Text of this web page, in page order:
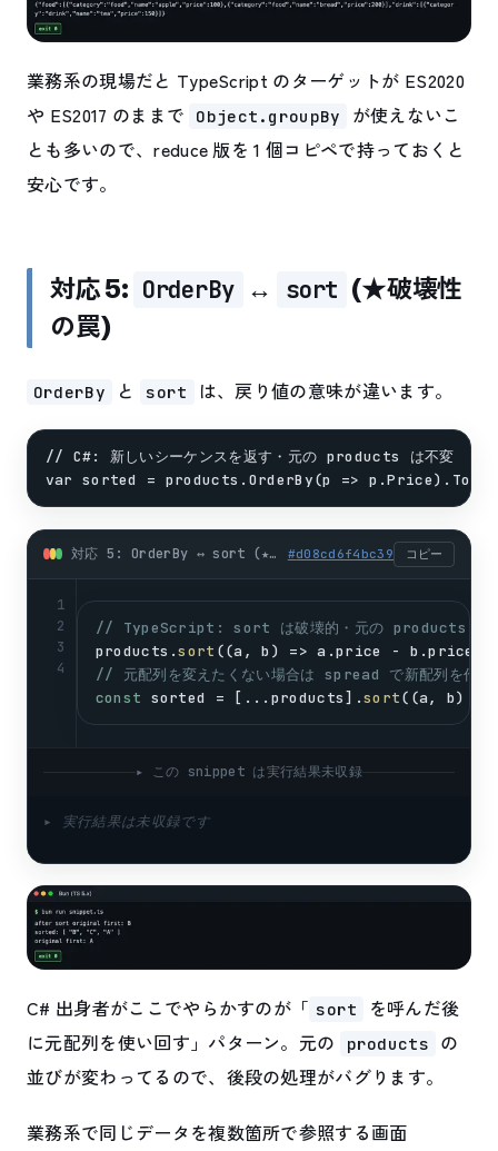
業務系の現場だと TypeScript のターゲットが ES2020
や ES2017 のままで
Object.groupBy
が使えないこ
とも多いので、reduce 版を 1 個コピペで持っておくと
安心です。
対応 5: OrderBy ↔ sort (★破壊性
の罠)
OrderBy と sort は、戻り値の意味が違います。
// C#: 新しいシーケンスを返す・元の products は不変
対応 5: OrderBy ↔ sort (★破壊性の罠) (typescript) #d08cd6f4bc39 コピー
1
2
3
4
// TypeScript: sort は破壊的・元の products も並
products .sort ((a , b ) => a .price - b .price
// 元配列を変えたくない場合は spread で新配列を作る
const sorted = [... products].sort((a, b)
▸ この snippet は実行結果未収録
▸ 実行結果は未収録です
C# 出身者がここでやらかすのが「 sort
を呼んだ後
に元配列を使い回す」パターン。元の
products
の
並びが変わってるので、後段の処理がバグります。
業務系で同じデータを複数箇所で参照する画面